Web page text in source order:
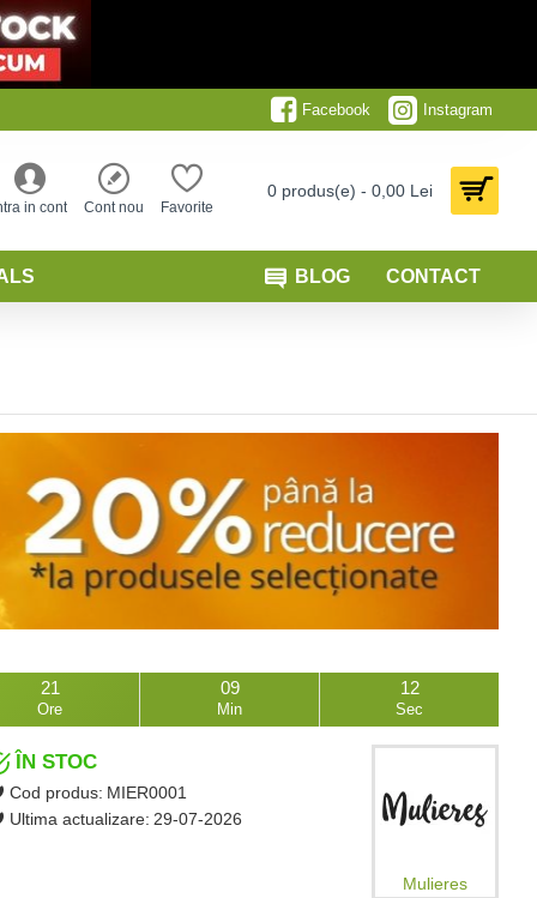
Facebook Instagram
in cont Cont nou Favorite
0 produs(e) - 0,00 Lei
BLOG CONTACT
21
Ore
09
Min
11
Sec
ÎN STOC
Cod produs: MIER0001
Ultima actualizare: 29-07-2026
Mulieres